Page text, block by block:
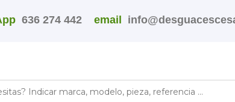
636 274 442 email